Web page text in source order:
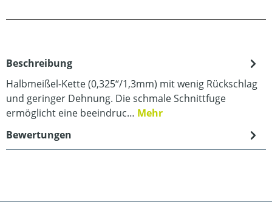
Beschreibung
Halbmeißel-Kette (0,325“/1,3mm) mit wenig Rückschlag
und geringer Dehnung. Die schmale Schnittfuge
ermöglicht eine beeindruc… Mehr
Bewertungen